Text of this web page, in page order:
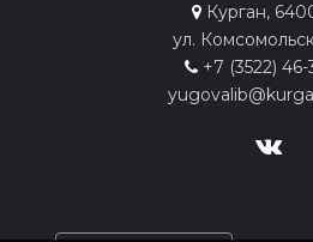
Курган,
ул.
+7 (3522) 46-